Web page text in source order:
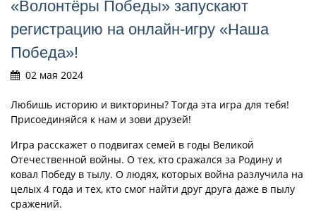
«Волонтёры Победы» запускают
регистрацию на онлайн-игру «Наша
Победа»!
02 мая 2024
Любишь историю и викторины? Тогда эта игра для тебя!
Присоединяйся к нам и зови друзей!
Игра расскажет о подвигах семей в годы Великой
Отечественной войны. О тех, кто сражался за Родину и
ковал Победу в тылу. О людях, которых война разлучила на
целых 4 года и тех, кто смог найти друг друга даже в пылу
сражений.